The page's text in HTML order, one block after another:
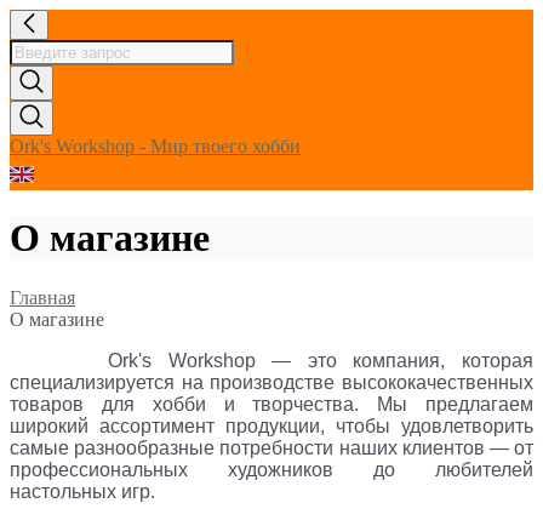
Ork's Workshop - Мир твоего хобби
О магазине
Главная
О магазине
Ork's Workshop — это компания, которая
специализируется на производстве высококачественных
товаров для хобби и творчества. Мы предлагаем
широкий ассортимент продукции, чтобы удовлетворить
самые разнообразные потребности наших клиентов — от
профессиональных художников до любителей
настольных игр.